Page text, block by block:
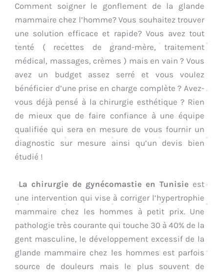
Comment soigner le gonflement de la glande
mammaire chez l’homme? Vous souhaitez trouver
une solution efficace et rapide? Vous avez tout
tenté ( recettes de grand-mère, traitement
médical, massages, crèmes ) mais en vain ? Vous
avez un budget assez serré et vous voulez
bénéficier d’une prise en charge complète ? Avez-
vous déjà pensé à la chirurgie esthétique ? Rien
de mieux que de faire confiance à une équipe
qualifiée qui sera en mesure de vous fournir un
diagnostic sur mesure ainsi qu’un devis bien
étudié !
La chirurgie de gynécomastie en Tunisie est
une intervention qui vise à corriger l’hypertrophie
mammaire chez les hommes à petit prix. Une
pathologie très courante qui touche 30 à 40% de la
gent masculine, le développement excessif de la
glande mammaire chez les hommes est parfois
source de douleurs mais le plus souvent de